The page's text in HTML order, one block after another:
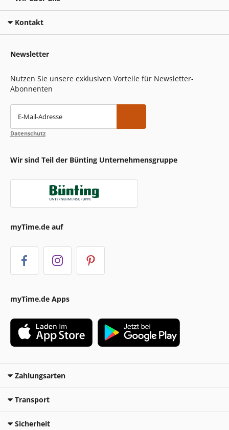
Kontakt
Newsletter
Nutzen Sie unsere exklusiven Vorteile für Newsletter-
Abonnenten
E-Mail-Adresse
Datenschutz
Wir sind Teil der Bünting Unternehmensgruppe
myTime.de auf
myTime.de Apps
Zahlungsarten
Transport
Sicherheit